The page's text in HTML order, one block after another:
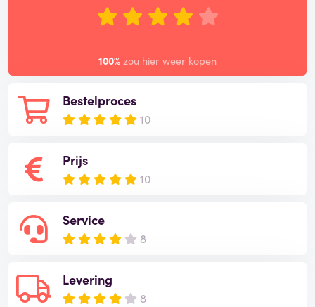
Bestelproces
10
Prijs
10
Service
8
Levering
8
100% zou hier weer kopen